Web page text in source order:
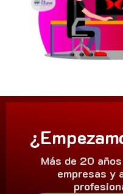
Más de 20
empresas y